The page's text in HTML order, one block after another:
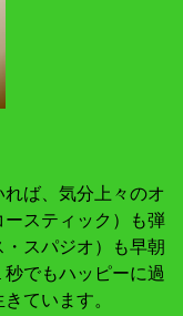
ば、気分上々のオ
スティック）も弾
スパジオ）も早朝
でもハッピーに過
ています。